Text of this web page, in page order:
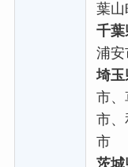
葉山
千葉
浦安
埼玉
市
市
市